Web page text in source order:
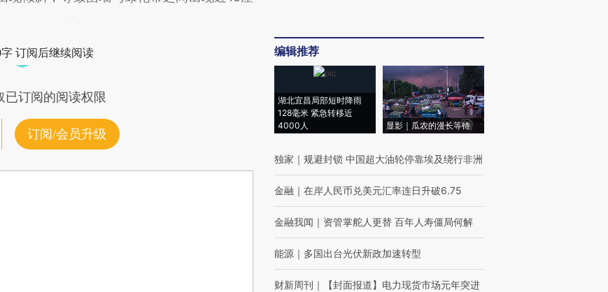
订阅后继续阅读
订阅的阅读权限
订阅/会员升级
编辑推荐
湖北宜昌局部短时降雨
128毫米 紧急转移近
4000人
显影｜瓜农的漫长等待
独家 ｜ 规避封锁 中国超大油轮停靠埃及绕行非洲
金融 ｜ 在岸人民币兑美元汇率连日升破6.75
金融我闻 ｜ 资管掌舵人更替 百年人寿僵局何解
能源 ｜ 多国出台光伏新政加速转型
财新周刊 ｜ 【封面报道】电力现货市场元年突进